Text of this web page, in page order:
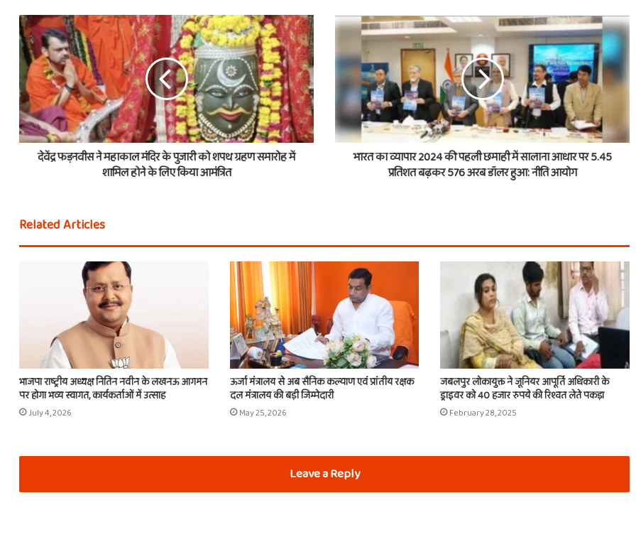
देवेंद्र फड़नवीस ने महाकाल मंदिर के पुजारी को शपथ ग्रहण समारोह में
शामिल होने के लिए किया आमंत्रित
भारत का व्यापार 2024 की पहली छमाही में सालाना आधार पर 5.45
प्रतिशत बढ़कर 576 अरब डॉलर हुआ: नीति आयोग
Related Articles
भाजपा राष्ट्रीय अध्यक्ष नितिन नवीन के लखनऊ आगमन
पर होगा भव्य स्वागत, कार्यकर्ताओं में उत्साह
July 4, 2026
ऊर्जा मंत्रालय से अब सैनिक कल्याण एवं प्रांतीय रक्षक
दल मंत्रालय की बड़ी जिम्मेदारी
May 25, 2026
जबलपुर लोकायुक्त ने जूनियर आपूर्ति अधिकारी के
ड्राइवर को 40 हजार रुपये की रिश्वत लेते पकड़ा
February 28, 2025
Leave a Reply